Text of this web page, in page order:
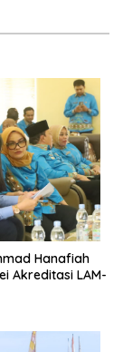
Hanafiah
Akreditasi LAM-